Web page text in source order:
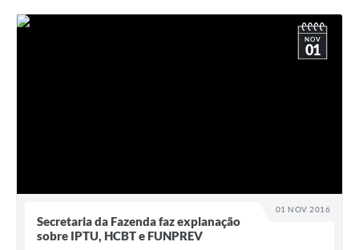
01 NOV 2016
NOV
01
Secretaria da Fazenda faz explanação
sobre IPTU, HCBT e FUNPREV